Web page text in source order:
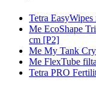
Tetra EasyWipes
Me EcoShape
cm [P2]
Me My Tank
Me FlexTube
Tetra PRO